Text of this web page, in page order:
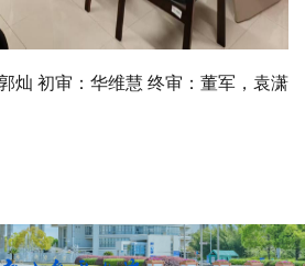
灿 初审：华维慧 终审：董军，袁潇